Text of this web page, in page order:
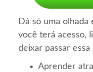
Dá só uma
você terá acesso,
deixar passar essa
Aprender